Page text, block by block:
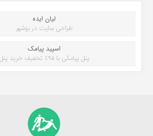
لیان ایده
طراحی سایت در بوشهر
اسپید پیامک
پنل پیامکی با ۹۵٪ تخفیف خرید پنل